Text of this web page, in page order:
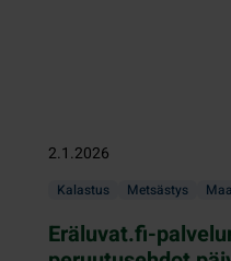
2.1.2026
Kalastus Metsästys
Eräluvat.fi-